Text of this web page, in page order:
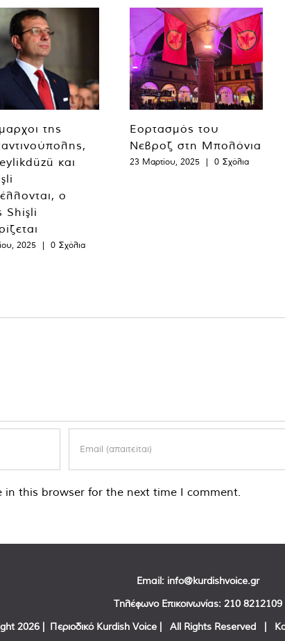
της
και
ο
Shişli
2025 | 0 Σχόλια
Εορτασμός του
Νεβροζ στη Μπολόνια
23 Μαρτίου, 2025 | 0 Σχόλια
in this browser for the next time I comment.
Email: info@kurdishvoice.gr
Τηλέφωνο Επικοινωνίας: 210 8212109
2026 | Περιοδικό Kurdish Voice | All Rights Reserved |